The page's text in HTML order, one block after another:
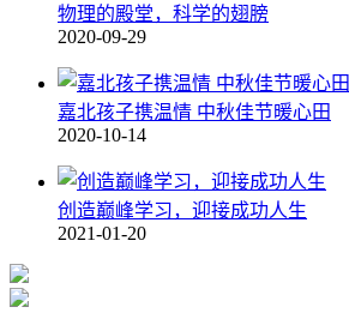
物理的殿堂，科学的翅膀
2020-09-29
嘉北孩子携温情 中秋佳节暖心田
2020-10-14
创造巅峰学习，迎接成功人生
2021-01-20